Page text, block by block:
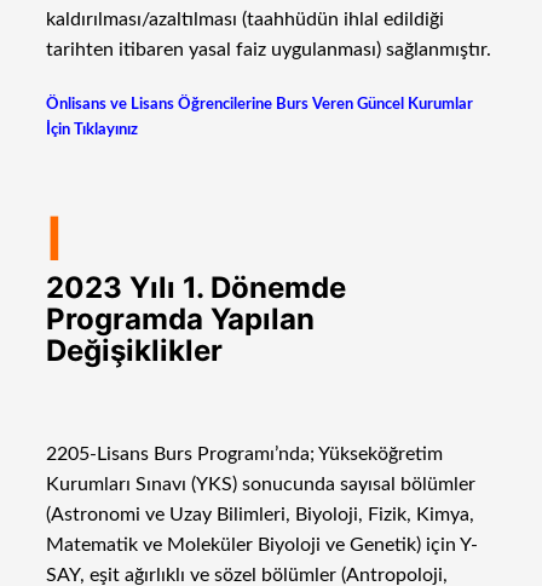
kaldırılması/azaltılması (taahhüdün ihlal edildiği
tarihten itibaren yasal faiz uygulanması) sağlanmıştır.
Önlisans ve Lisans Öğrencilerine Burs Veren Güncel Kurumlar
İçin Tıklayınız
I
2023 Yılı 1. Dönemde
Programda Yapılan
Değişiklikler
2205-Lisans Burs Programı’nda; Yükseköğretim
Kurumları Sınavı (YKS) sonucunda sayısal bölümler
(Astronomi ve Uzay Bilimleri, Biyoloji, Fizik, Kimya,
Matematik ve Moleküler Biyoloji ve Genetik) için Y-
SAY, eşit ağırlıklı ve sözel bölümler (Antropoloji,